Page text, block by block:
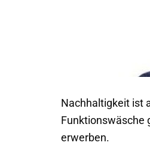
Nachhaltigkeit ist
Funktionswäsche
erwerben.